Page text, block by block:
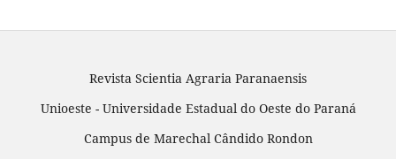
Revista Scientia Agraria Paranaensis
Unioeste - Universidade Estadual do Oeste do Paraná
Campus de Marechal Cândido Rondon